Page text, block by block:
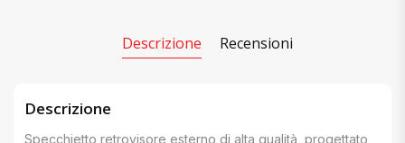
Descrizione Recensioni
Descrizione
Specchietto retrovisore esterno di alta qualità, progettato